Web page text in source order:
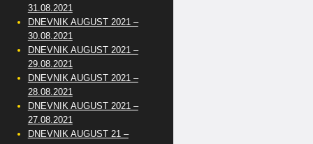
31.08.2021
DNEVNIK AUGUST 2021 –
30.08.2021
DNEVNIK AUGUST 2021 –
29.08.2021
DNEVNIK AUGUST 2021 –
28.08.2021
DNEVNIK AUGUST 2021 –
27.08.2021
DNEVNIK AUGUST 21 –